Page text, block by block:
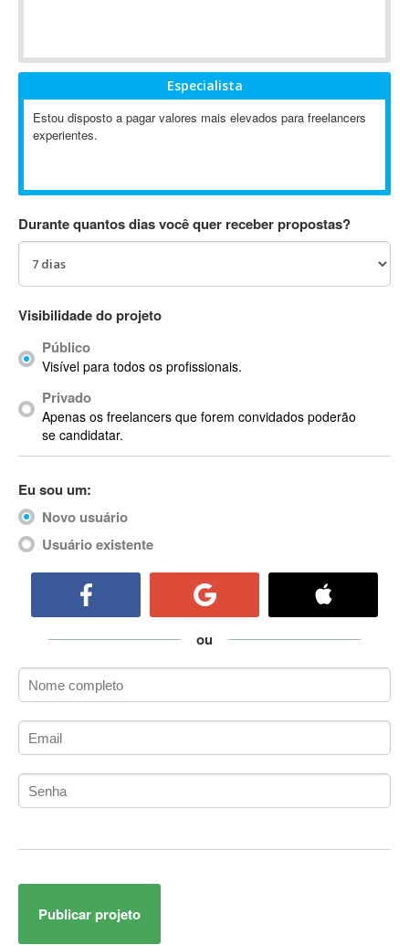
Ableton Push
Abstract
Abstract Window Toolkit (AWT)
Absynth
AC3
AccountMate
ACDSee
ACID Pro
ACPI
Acrobat X
ACT
Actian
Actimize
ActionScript 3
Active Directory
ActiveCollab
ActiveX
ActiveX Data Objects (ADO)
Ada
Adianti Framework
ADK
Administração
Administração de Artistas e Repertórios
Administração de Redes
Administração PostgreSQL
ADO.NET Entity Framework
Especialista
Estou disposto a pagar valores mais elevados para freelancers
experientes.
Durante quantos dias você quer receber propostas?
Visibilidade do projeto
Público
Visível para todos os profissionais.
Privado
Apenas os freelancers que forem convidados poderão
se candidatar.
Eu sou um:
Novo usuário
Usuário existente
ou
Publicar projeto